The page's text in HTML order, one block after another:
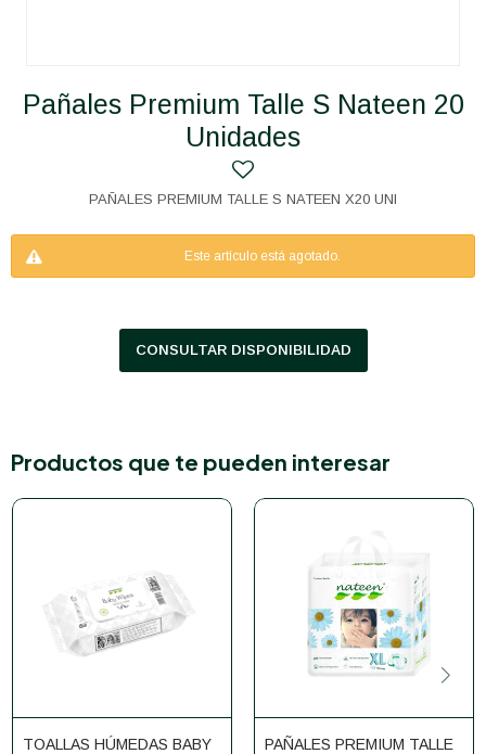
Pañales Premium Talle S Nateen 20
Unidades
PAÑALES PREMIUM TALLE S NATEEN X20 UNI
Este artículo está agotado.
CONSULTAR DISPONIBILIDAD
Productos que te pueden interesar
TOALLAS HÚMEDAS BABY
PAÑALES PREMIUM TALLE